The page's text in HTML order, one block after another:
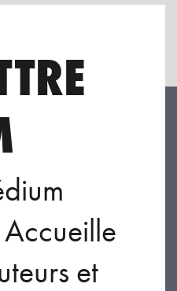
et